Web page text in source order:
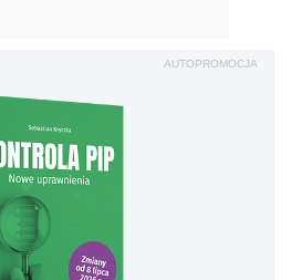
AUTOPROMOCJA